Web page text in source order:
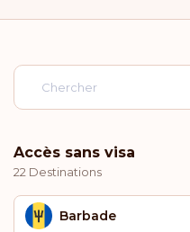
Accès sans visa
22 Destinations
Barbade